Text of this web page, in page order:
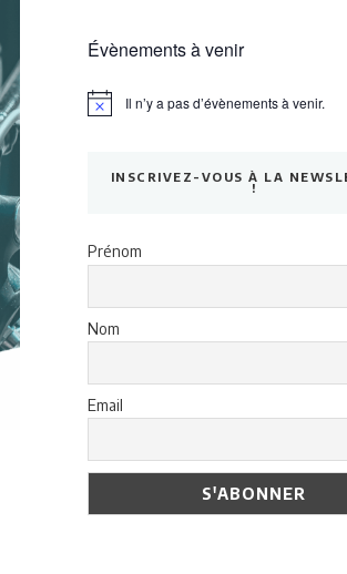
Évènements à venir
Notice Il n’y a pas d’évènements à venir.
INSCRIVEZ-VOUS À LA
!
Prénom
Nom
Email